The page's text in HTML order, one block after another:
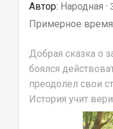
Автор: Народная ·
Примерное время
Добрая сказка о
боялся
преодолел свои
История учит